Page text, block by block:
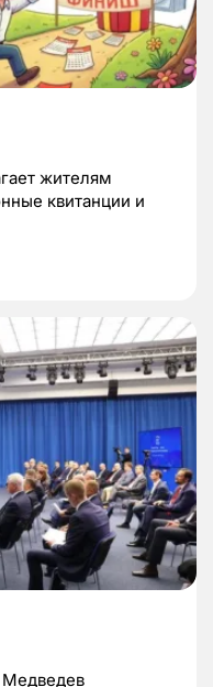
жителям
квитанции и